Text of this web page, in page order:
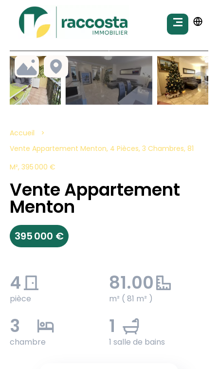
Accueil
Vente Appartement Menton, 4 Pièces, 3 Chambres, 81
M², 395 000 €
Vente Appartement
Menton
395 000 €
4
pièce
81.00
m² ( 81 m² )
3
chambre
1
1 salle de bains